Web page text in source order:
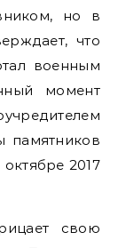
но в
что
военным
момент
памятников
2017
свою